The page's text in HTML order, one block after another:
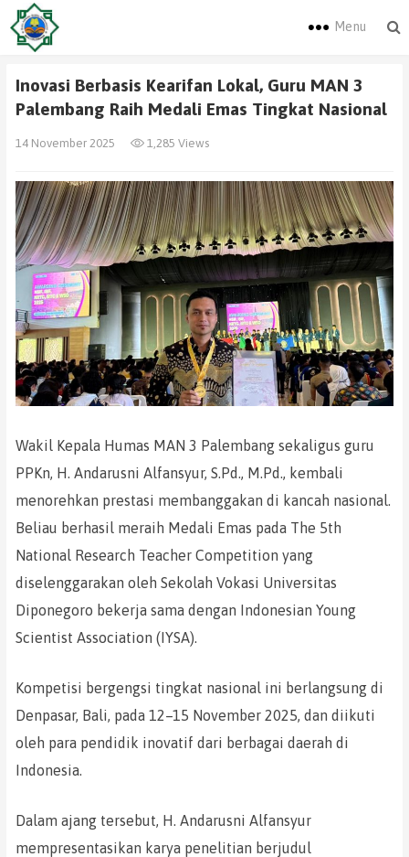
Menu
Inovasi Berbasis Kearifan Lokal, Guru MAN 3
Palembang Raih Medali Emas Tingkat Nasional
14 November 2025 1,285 Views
Wakil Kepala Humas MAN 3 Palembang sekaligus guru
PPKn, H. Andarusni Alfansyur, S.Pd., M.Pd., kembali
menorehkan prestasi membanggakan di kancah nasional.
Beliau berhasil meraih Medali Emas pada The 5th
National Research Teacher Competition yang
diselenggarakan oleh Sekolah Vokasi Universitas
Diponegoro bekerja sama dengan Indonesian Young
Scientist Association (IYSA).
Kompetisi bergengsi tingkat nasional ini berlangsung di
Denpasar, Bali, pada 12–15 November 2025, dan diikuti
oleh para pendidik inovatif dari berbagai daerah di
Indonesia.
Dalam ajang tersebut, H. Andarusni Alfansyur
mempresentasikan karya penelitian berjudul